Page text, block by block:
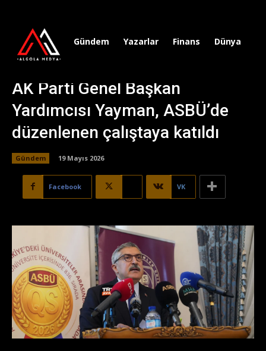
Gündem Yazarlar Finans Dünya
AK Parti Genel Başkan
Yardımcısı Yayman, ASBÜ’de
düzenlenen çalıştaya katıldı
Gündem 19 Mayıs 2026
Facebook VK